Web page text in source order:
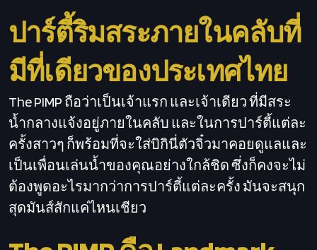
ปาร์ตี้ริมสระภายในคลับที่
มีที่เดียวของประเทศไทย
The PIMP ถือว่าเป็นเจ้าแรก และเจ้าเดียว ที่มีสระ
น้ำกลางแจ้งอยู่ภายในคลับ และในการปาร์ตี้แต่ละ
ครั้งสาวๆ ก็พร้อมที่จะใส่บิกินี่ตัวจิ๋วมาคอยดูแลและ
เป็นเพื่อนเล่นน้ำของคุณอย่างใกล้ชิด ซึ่งก็คงจะไม่
ต้องพูดอะไรมากว่าการปาร์ตี้แต่ละครั้ง มันจะสนุก
สุดมันส์สักแค่ไหนเชียว